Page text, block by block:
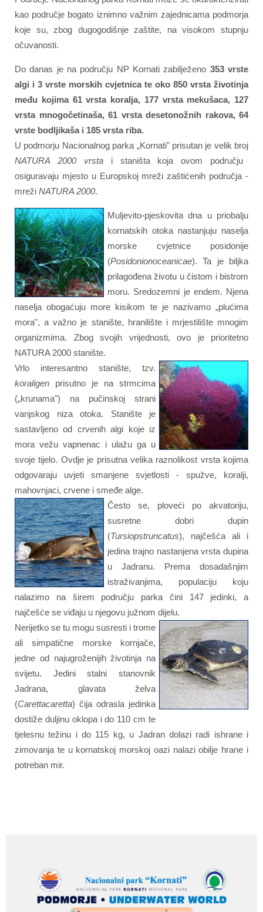
kao područje bogato iznimno važnim zajednicama podmorja
koje su, zbog dugogodišnje zaštite, na visokom stupnju
očuvanosti.
Do danas je na području NP Kornati zabilježeno 353 vrste
algi i 3 vrste morskih cvjetnica te oko 850 vrsta životinja
među kojima 61 vrsta koralja, 177 vrsta mekušaca, 127
vrsta mnogočetinaša, 61 vrsta desetonožnih rakova, 64
vrste bodljikaša i 185 vrsta riba.
U podmorju Nacionalnog parka „Kornati" prisutan je velik broj
NATURA 2000 vrstai staništa koja ovom području
osiguravaju mjesto u Europskoj mreži zaštićenih područja -
mreži NATURA 2000.
Muljevito-pjeskovita dna u priobalju
kornatskih otoka nastanjuju naselja
morske cvjetnice posidonije
(Posidonionoceanicae). Ta je biljka
prilagođena životu u čistom i bistrom
moru. Sredozemni je endem. Njena
naselja obogaćuju more kisikom te je nazivamo „plućima
mora", a važno je stanište, hranilište i mrjestilište mnogim
organizmima. Zbog svojih vrijednosti, ovo je prioritetno
NATURA 2000 stanište.
Vrlo interesantno stanište, tzv.
koraligen prisutno je na strmcima
(„krunama") na pučinskoj strani
vanjskog niza otoka. Stanište je
sastavljeno od crvenih algi koje iz
mora vežu vapnenac i ulažu ga u
svoje tijelo. Ovdje je prisutna velika raznolikost vrsta kojima
odgovaraju uvjeti smanjene svjetlosti - spužve, koralji,
mahovnjaci, crvene i smeđe alge.
Često se, ploveći po akvatoriju,
susretne dobri dupin
(Tursiopstruncatus), najčešća ali i
jedina trajno nastanjena vrsta dupina
u Jadranu. Prema dosadašnjim
istraživanjima, populaciju koju
nalazimo na širem području parka čini 147 jedinki, a
najčešće se viđaju u njegovu južnom dijelu.
Nerijetko se tu mogu susresti i trome
ali simpatične morske kornjače,
jedne od najugroženijih životinja na
svijetu. Jedini stalni stanovnik
Jadrana, glavata želva
(Carettacaretta) čija odrasla jedinka
dostiže duljinu oklopa i do 110 cm te
tjelesnu težinu i do 115 kg, u Jadran dolazi radi ishrane i
zimovanja te u kornatskoj morskoj oazi nalazi obilje hrane i
potreban mir.